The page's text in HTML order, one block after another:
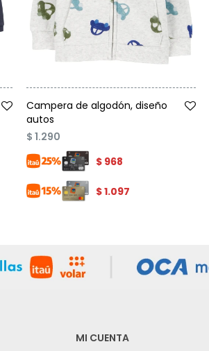
Campera de algodón, diseño
autos
$ 1.290
$ 968
$1.097
MI CUENTA